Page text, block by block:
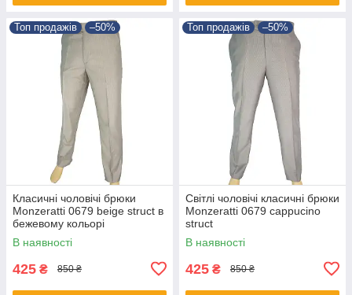
Топ продажів –50%
Класичні чоловічі брюки
Monzeratti 0679 beige struct в
бежевому кольорі
В наявності
425 ₴ 850 ₴
Топ продажів –50%
Світлі чоловічі класичні брюки
Monzeratti 0679 cappucino
struct
В наявності
425 ₴ 850 ₴